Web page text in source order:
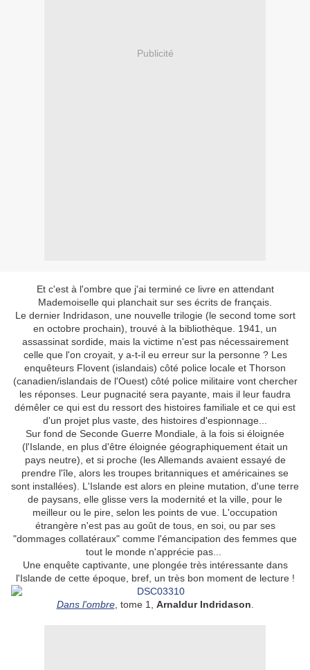
Publicité
Et c'est à l'ombre que j'ai terminé ce livre en attendant
Mademoiselle qui planchait sur ses écrits de français.
Le dernier Indridason, une nouvelle trilogie (le second tome sort
en octobre prochain), trouvé à la bibliothèque. 1941, un
assassinat sordide, mais la victime n'est pas nécessairement
celle que l'on croyait, y a-t-il eu erreur sur la personne ? Les
enquêteurs Flovent (islandais) côté police locale et Thorson
(canadien/islandais de l'Ouest) côté police militaire vont chercher
les réponses. Leur pugnacité sera payante, mais il leur faudra
démêler ce qui est du ressort des histoires familiale et ce qui est
d'un projet plus vaste, des histoires d'espionnage...
Sur fond de Seconde Guerre Mondiale, à la fois si éloignée
(l'Islande, en plus d'être éloignée géographiquement était un
pays neutre), et si proche (les Allemands avaient essayé de
prendre l'île, alors les troupes britanniques et américaines se
sont installées). L'Islande est alors en pleine mutation, d'une terre
de paysans, elle glisse vers la modernité et la ville, pour le
meilleur ou le pire, selon les points de vue. L'occupation
étrangère n'est pas au goût de tous, en soi, ou par ses
"dommages collatéraux" comme l'émancipation des femmes que
tout le monde n'apprécie pas...
Une enquête captivante, une plongée très intéressante dans
l'Islande de cette époque, bref, un très bon moment de lecture !
Dans l'ombre, tome 1, Arnaldur Indridason